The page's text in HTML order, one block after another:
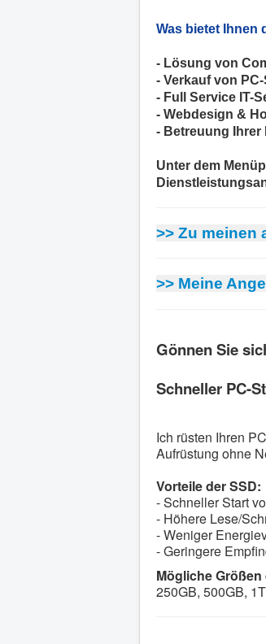
Was bietet Ihnen
- Lösung von
- Verkauf von
- Full Service IT-
- Webdesign &
- Betreuung Ihrer
Unter dem
>> Zu meinen
>> Meine
Gönnen Sie
Schneller PC-
Ich rüsten Ihren
Aufrüstung ohne
Vorteile der SSD:
- Schneller Start
- Höhere Lese/
- Weniger
- Geringere
Mögliche Größen
250GB, 500GB,